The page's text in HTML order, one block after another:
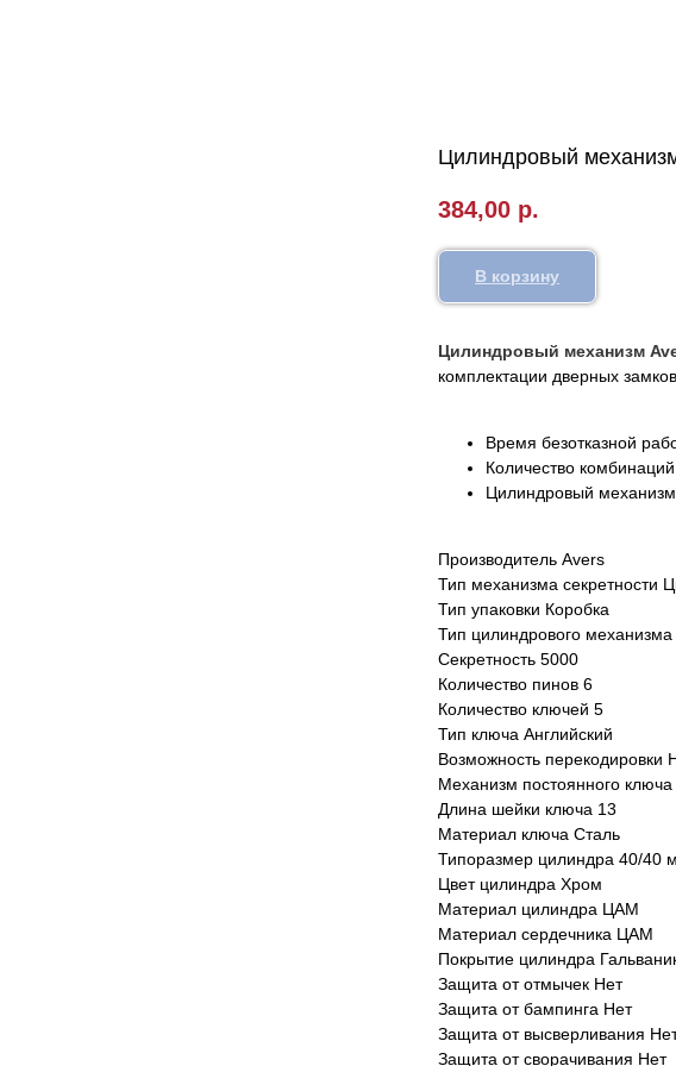
Цилиндровый
384,00 р.
В корзину
Цилиндровый механизм
комплектации дверных
Время безотказной
Количество
Цилиндровый
Производитель Avers
Тип механизма секретности
Тип упаковки Коробка
Тип цилиндрового
Секретность 5000
Количество пинов 6
Количество ключей 5
Тип ключа Английский
Возможность перекодировки
Механизм постоянного
Длина шейки ключа 13
Материал ключа Сталь
Типоразмер цилиндра 40/40
Цвет цилиндра Хром
Материал цилиндра ЦАМ
Материал сердечника ЦАМ
Покрытие цилиндра
Защита от отмычек Нет
Защита от бампинга Нет
Защита от высверливания
Защита от сворачивания Нет